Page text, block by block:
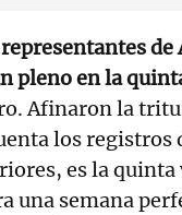
representantes de
pleno en la
Afinaron la
los registros
es la quinta
una semana